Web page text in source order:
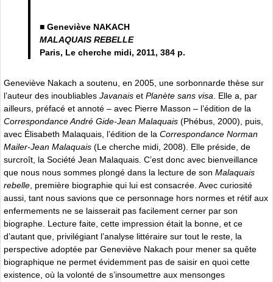
■ Geneviève NAKACH
MALAQUAIS REBELLE
Paris, Le cherche midi, 2011, 384 p.
Geneviève Nakach a soutenu, en 2005, une sorbonnarde thèse sur
l’auteur des inoubliables Javanais et Planète sans visa. Elle a, par
ailleurs, préfacé et annoté – avec Pierre Masson – l’édition de la
Correspondance André Gide-Jean Malaquais (Phébus, 2000), puis,
avec Élisabeth Malaquais, l’édition de la Correspondance Norman
Mailer-Jean Malaquais (Le cherche midi, 2008). Elle préside, de
surcroît, la Société Jean Malaquais. C’est donc avec bienveillance
que nous nous sommes plongé dans la lecture de son Malaquais
rebelle, première biographie qui lui est consacrée. Avec curiosité
aussi, tant nous savions que ce personnage hors normes et rétif aux
enfermements ne se laisserait pas facilement cerner par son
biographe. Lecture faite, cette impression était la bonne, et ce
d’autant que, privilégiant l’analyse littéraire sur tout le reste, la
perspective adoptée par Geneviève Nakach pour mener sa quête
biographique ne permet évidemment pas de saisir en quoi cette
existence, où la volonté de s’insoumettre aux mensonges